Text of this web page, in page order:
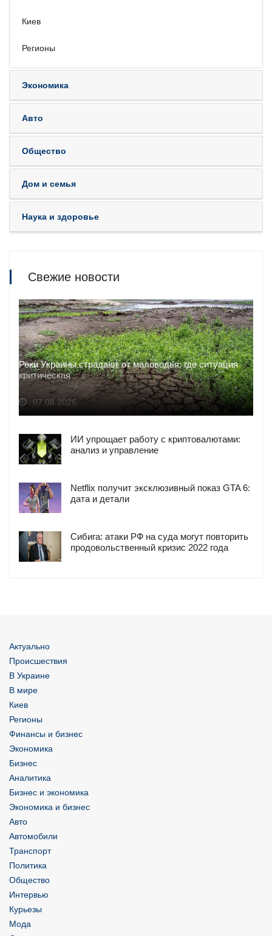
Киев
Регионы
Экономика
Авто
Общество
Дом и семья
Наука и здоровье
Свежие новости
Реки Украины страдают от маловодья: где ситуация
критическая
07.08.2026
ИИ упрощает работу с криптовалютами:
анализ и управление
Netflix получит эксклюзивный показ GTA 6:
дата и детали
Сибига: атаки РФ на суда могут повторить
продовольственный кризис 2022 года
Актуально
Происшествия
В Украине
В мире
Киев
Регионы
Финансы и бизнес
Экономика
Бизнес
Аналитика
Бизнес и экономика
Экономика и бизнес
Авто
Автомобили
Транспорт
Политика
Общество
Интервью
Курьезы
Мода